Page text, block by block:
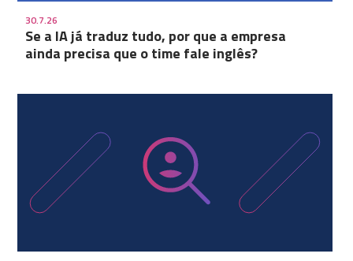
30.7.26
Se a IA já traduz tudo, por que a empresa
ainda precisa que o time fale inglês?